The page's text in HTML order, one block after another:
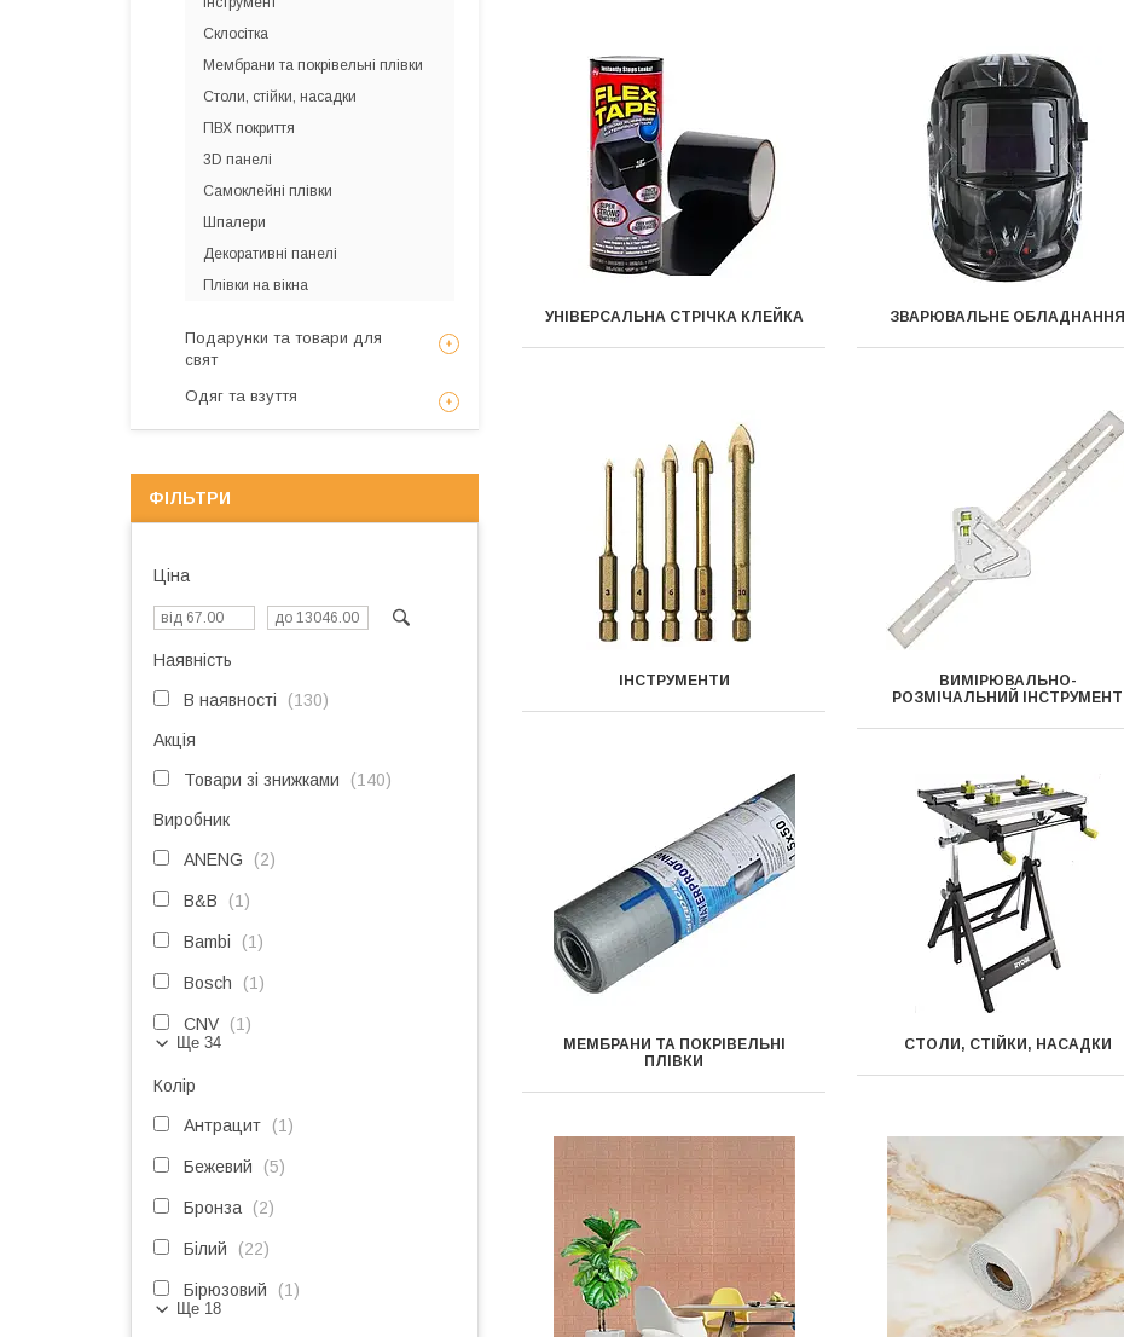
УНІВЕРСАЛЬНА СТРІЧКА КЛЕЙКА ЗВАРЮВАЛЬНЕ ОБЛАДНАННЯ
ІНСТРУМЕНТИ
ВИМІРЮВАЛЬНО-
РОЗМІЧАЛЬНИЙ ІНСТРУМЕНТ
МЕМБРАНИ ТА ПОКРІВЕЛЬНІ
ПЛІВКИ
СТОЛИ, СТІЙКИ, НАСАДКИ
Склосітка
Мембрани та покрівельні плівки
Столи, стійки, насадки
ПВХ покриття
3D панелі
Самоклейні плівки
Шпалери
Декоративні панелі
Плівки на вікна
Подарунки та товари для
свят
Одяг та взуття
ФІЛЬТРИ
Ціна
Наявність
В наявності 130
Акція
Товари зі знижками 140
Виробник
ANENG 2
B&B 1
Bambi 1
Bosch 1
CNV 1
Ще 34
Колір
Антрацит 1
Бежевий 5
Бронза 2
Білий 22
Бірюзовий 1
Ще 18